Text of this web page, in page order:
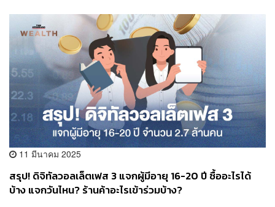
11 มีนาคม 2025
สรุป! ดิจิทัลวอลเล็ตเฟส 3 แจกผู้มีอายุ 16-20 ปี ซื้ออะไรได้
บ้าง แจกวันไหน? ร้านค้าอะไรเข้าร่วมบ้าง?